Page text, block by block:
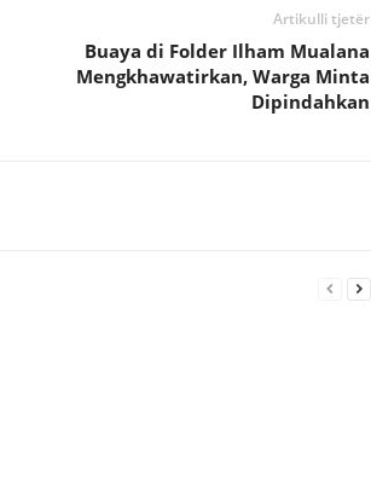
Artikulli tjetër
Buaya di Folder Ilham Mualana
Mengkhawatirkan, Warga Minta
Dipindahkan